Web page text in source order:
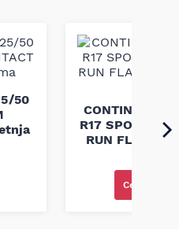
50
R17 SPORT
RUN FLAT
Cena na